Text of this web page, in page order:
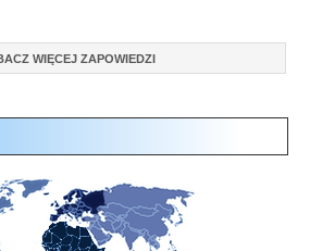
WIĘCEJ ZAPOWIEDZI